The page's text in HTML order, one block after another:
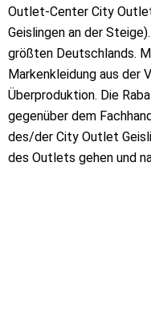
Outlet-Center City
Geislingen an der
größten Deutschlands.
Markenkleidung aus der
Überproduktion. Die
gegenüber dem
des/der City Outlet
des Outlets gehen und